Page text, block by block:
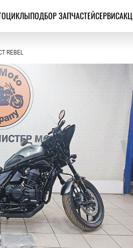
ПОДБОР ЗАПЧАСТЕЙСЕРВИС
REBEL